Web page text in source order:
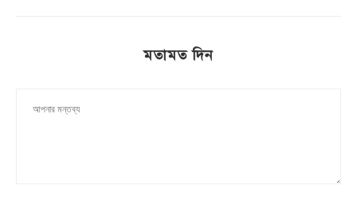
মতামত দিন